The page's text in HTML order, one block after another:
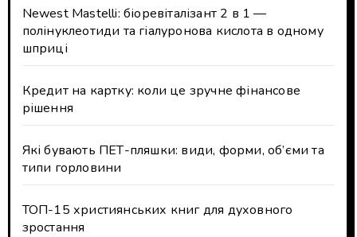
Newest Mastelli: біоревіталізант 2 в 1 —
полінуклеотиди та гіалуронова кислота в одному
шприці
Кредит на картку: коли це зручне фінансове
рішення
Які бувають ПЕТ-пляшки: види, форми, об’єми та
типи горловини
ТОП-15 християнських книг для духовного
зростання